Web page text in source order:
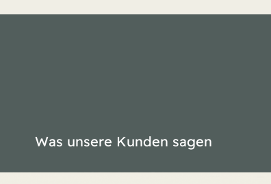
Was unsere Kunden sagen